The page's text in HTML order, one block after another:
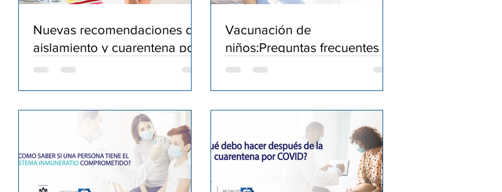
Nuevas recomendaciones de
aislamiento y cuarentena por
COVID-19
Vacunación de
niños:Preguntas frecuentes